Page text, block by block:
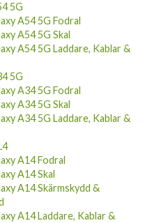
5G
A54 5G Fodral
A54 5G Skal
A54 5G Laddare, Kablar &
5G
A34 5G Fodral
A34 5G Skal
A34 5G Laddare, Kablar &
A14 Fodral
A14 Skal
A14 Skärmskydd &
A14 Laddare, Kablar &